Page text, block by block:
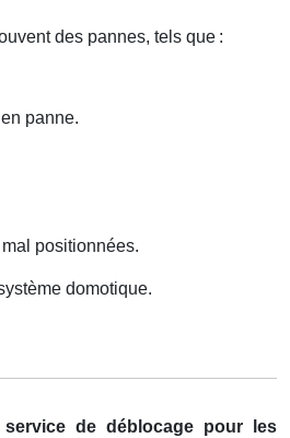
des pannes, tels que :
panne.
positionnées.
domotique.
de déblocage pour les